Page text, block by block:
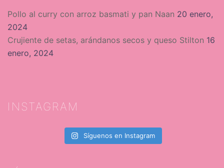
Pollo al curry con arroz basmati y pan Naan 20 enero,
2024
Crujiente de setas, arándanos secos y queso Stilton 16
enero, 2024
INSTAGRAM
Síguenos en Instagram